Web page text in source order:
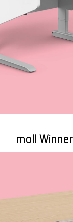
moll Winner